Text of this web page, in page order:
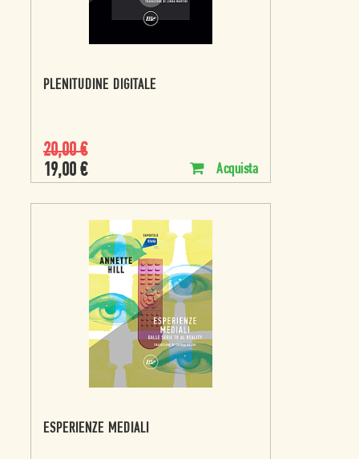
PLENITUDINE DIGITALE
20,00€
19,00 € Acquista
ESPERIENZE MEDIALI